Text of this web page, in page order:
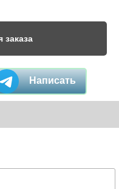
заказа
Написать